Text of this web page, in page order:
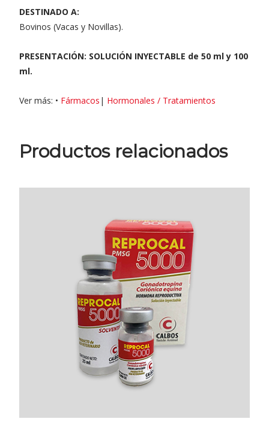
DESTINADO A:
Bovinos (Vacas y Novillas).
PRESENTACIÓN: SOLUCIÓN INYECTABLE de 50 ml y 100
ml.
Ver más: • Fármacos | Hormonales / Tratamientos
Productos relacionados